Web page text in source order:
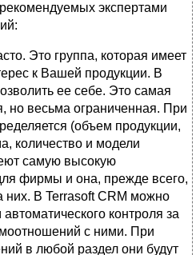
экспертами
Это группа, которая имеет
к Вашей продукции. В
ее себе. Это самая
но весьма ограниченная. При
(объем продукции,
количество и модели
самую высокую
фирмы и она, прежде всего,
них. В Terrasoft CRM можно
контроля за
с ними. При
в любой раздел они будут